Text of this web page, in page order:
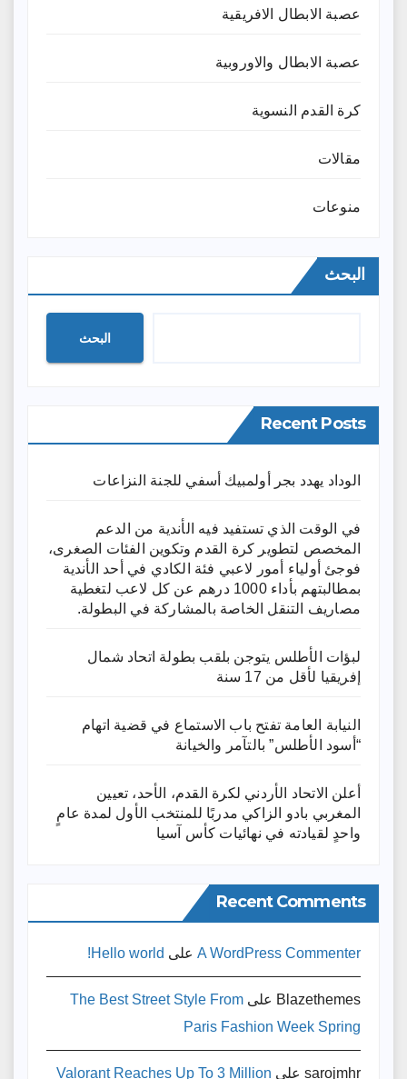
عصبة الابطال الافريقية
عصبة الابطال والاوروبية
كرة القدم النسوية
مقالات
منوعات
البحث
البحث
Recent Posts
الوداد يهدد بجر أولمبيك أسفي للجنة النزاعات
في الوقت الذي تستفيد فيه الأندية من الدعم
المخصص لتطوير كرة القدم وتكوين الفئات الصغرى،
فوجئ أولياء أمور لاعبي فئة الكادي في أحد الأندية
بمطالبتهم بأداء 1000 درهم عن كل لاعب لتغطية
مصاريف التنقل الخاصة بالمشاركة في البطولة.
لبؤات الأطلس يتوجن بلقب بطولة اتحاد شمال
إفريقيا لأقل من 17 سنة
النيابة العامة تفتح باب الاستماع في قضية اتهام
“أسود الأطلس” بالتآمر والخيانة
أعلن الاتحاد الأردني لكرة القدم، الأحد، تعيين
المغربي بادو الزاكي مدربًا للمنتخب الأول لمدة عامٍ
واحدٍ لقيادته ​في نهائيات كأس آسيا
Recent Comments
A WordPress Commenter على Hello world!
Blazethemes على The Best Street Style From
Paris Fashion Week Spring
sarojmhr على Valorant Reaches Up To 3 Million